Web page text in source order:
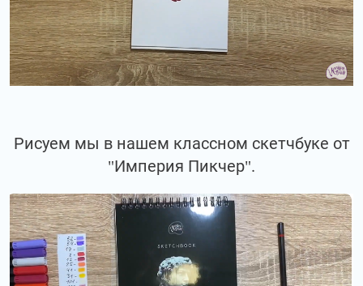
Рисуем мы в нашем классном скетчбуке от
"Империя Пикчер".